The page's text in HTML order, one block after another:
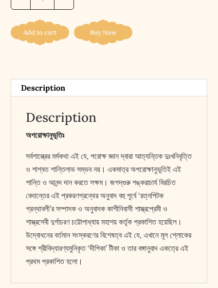
APAROKSANUBHUTIH
quantity
Add to cart Buy Now
Description
Description
অপরোক্ষানুভূতিঃ
সর্বশাস্ত্রের মর্মকথা এই যে, পরোক্ষ জ্ঞান দ্বারা আত্যন্তিক দুঃখনিবৃত্তি
ও শাশ্বত শান্তিলাভ সম্ভব নয়। একমাত্র অপরোক্ষানুভূতিই এই
শান্তি ও আনন্দ দান করতে সক্ষম। জগদ্‌গুরু শঙ্করাচার্য বিরচিত
বেদান্তের এই প্রকরণগ্রন্থের অনুবাদ বহু পূর্বে ‘রত্নপিটক
গ্রন্থাবলী’র সম্পাদক ও অনুবাদক কাশীনিবাসী শাস্ত্রপ্রেমী ও
শাস্ত্রসেবী দুর্গাচরণ চট্টোপাধ্যায় মহাশয় কর্তৃক প্রকাশিত হয়েছিল।
উদ্বোধনের বর্তমান সংস্করণের বিশেষত্ব এই যে, এখানে মূল শ্লোকের
সঙ্গে শ্রীবিদ্যারণ্যমুনিকৃত ‘দীপিকা’ টীকা ও তার বঙ্গানুবাদ একত্রে এই
প্রথম প্রকাশিত হলো।